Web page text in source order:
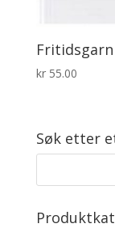
Fritidsgarn
kr55.00
Søk etter